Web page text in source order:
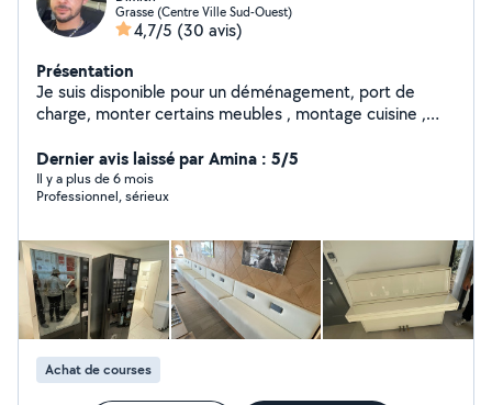
Grasse (Centre Ville Sud-Ouest)
4,7/5 (30 avis)
Présentation
Je suis disponible pour un déménagement, port de
charge, monter certains meubles , montage cuisine ,
cherche quelques heures de ménage à effectuer dans
le week-end. N'hésitez pas à me contacter pour plus de
renseignements.
Dernier avis laissé par Amina : 5/5
Il y a plus de 6 mois
Professionnel, sérieux
Achat de courses